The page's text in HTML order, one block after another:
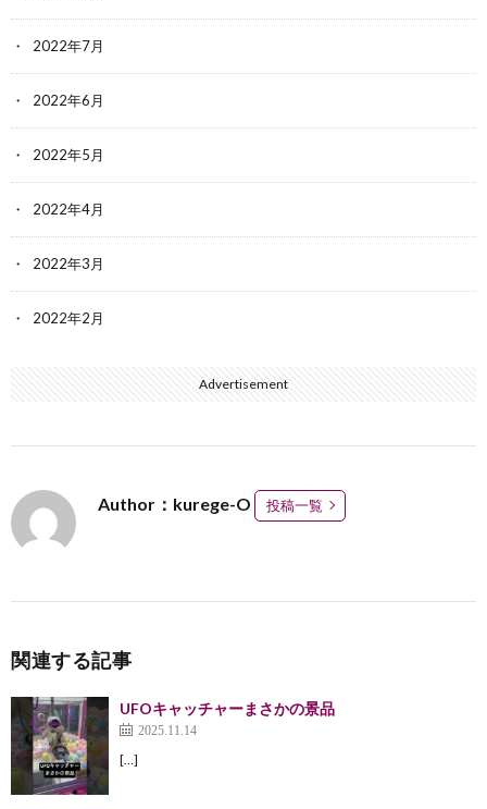
2022年7月
2022年6月
2022年5月
2022年4月
2022年3月
2022年2月
Advertisement
Author：kurege-O 投稿一覧
関連する記事
UFOキャッチャーまさかの景品
2025.11.14
[…]